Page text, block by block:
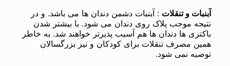
آبنبات و تنقلات : آبنبات دشمن دندان ها می باشد. و در
نتیجه موجب پلاک روی دندان می شود. با بیشتر شدن
باکتری ها دندان ها هم آسیب پذیرتر خواهند شد. به خاطر
همین مصرف تنقلات برای کودکان و نیز بزرگسالان
توصیه نمی شود.